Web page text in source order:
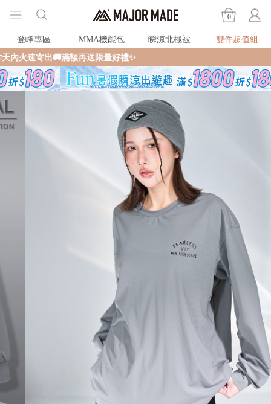
0
登峰專區 MMA機能包 瞬涼北極被
雙件超值組